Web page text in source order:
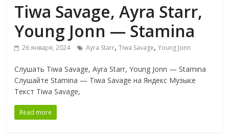
Tiwa Savage, Ayra Starr,
Young Jonn — Stamina
26 января, 2024 Ayra Starr,Tiwa Savage,Young Jonn
Слушать Tiwa Savage, Ayra Starr, Young Jonn — Stamina
Слушайте Stamina — Tiwa Savage на Яндекс Музыке
Текст Tiwa Savage,
Read more